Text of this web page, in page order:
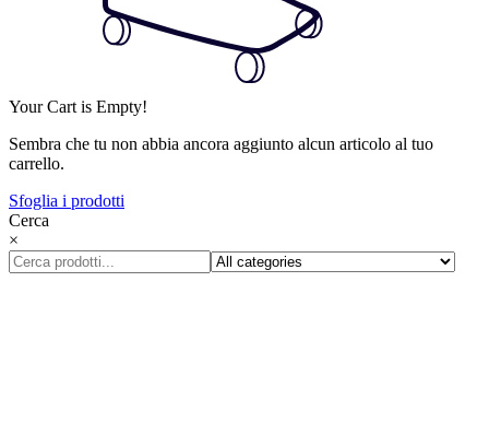
Your Cart is Empty!
Sembra che tu non abbia ancora aggiunto alcun articolo al tuo
carrello.
Sfoglia i prodotti
Cerca
×